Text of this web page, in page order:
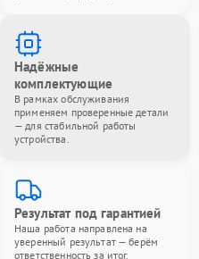
Надёжные
комплектующие
В рамках обслуживания
применяем проверенные детали
— для стабильной работы
устройства.
Результат под гарантией
Наша работа направлена на
уверенный результат — берём
ответственность за итог.